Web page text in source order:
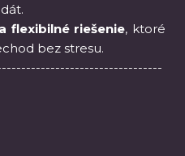
flexibilné riešenie, ktoré
bez stresu.